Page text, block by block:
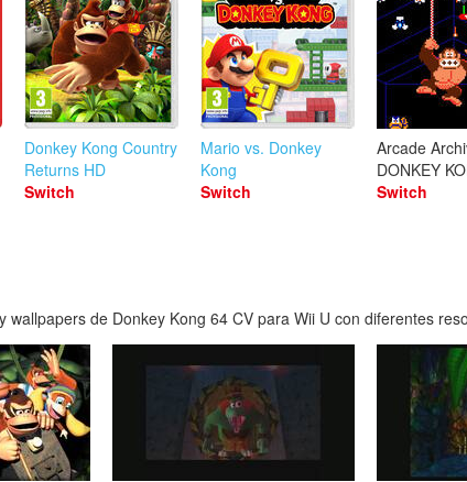
Donkey Kong Country
Returns HD
Switch
Mario vs. Donkey
Kong
Switch
Arcade
DONKEY
Switch
wallpapers de Donkey Kong 64 CV para Wii U con diferentes